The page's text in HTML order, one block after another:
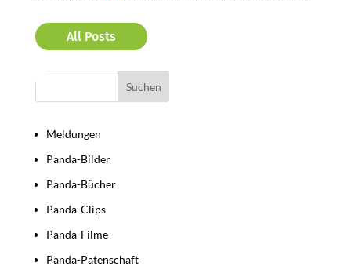
All Posts
Meldungen
Panda-Bilder
Panda-Bücher
Panda-Clips
Panda-Filme
Panda-Patenschaft